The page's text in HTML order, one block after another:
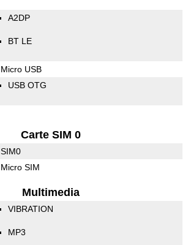
A2DP
BT LE
Micro USB
USB OTG
Carte SIM 0
SIM0
Micro SIM
Multimedia
VIBRATION
MP3